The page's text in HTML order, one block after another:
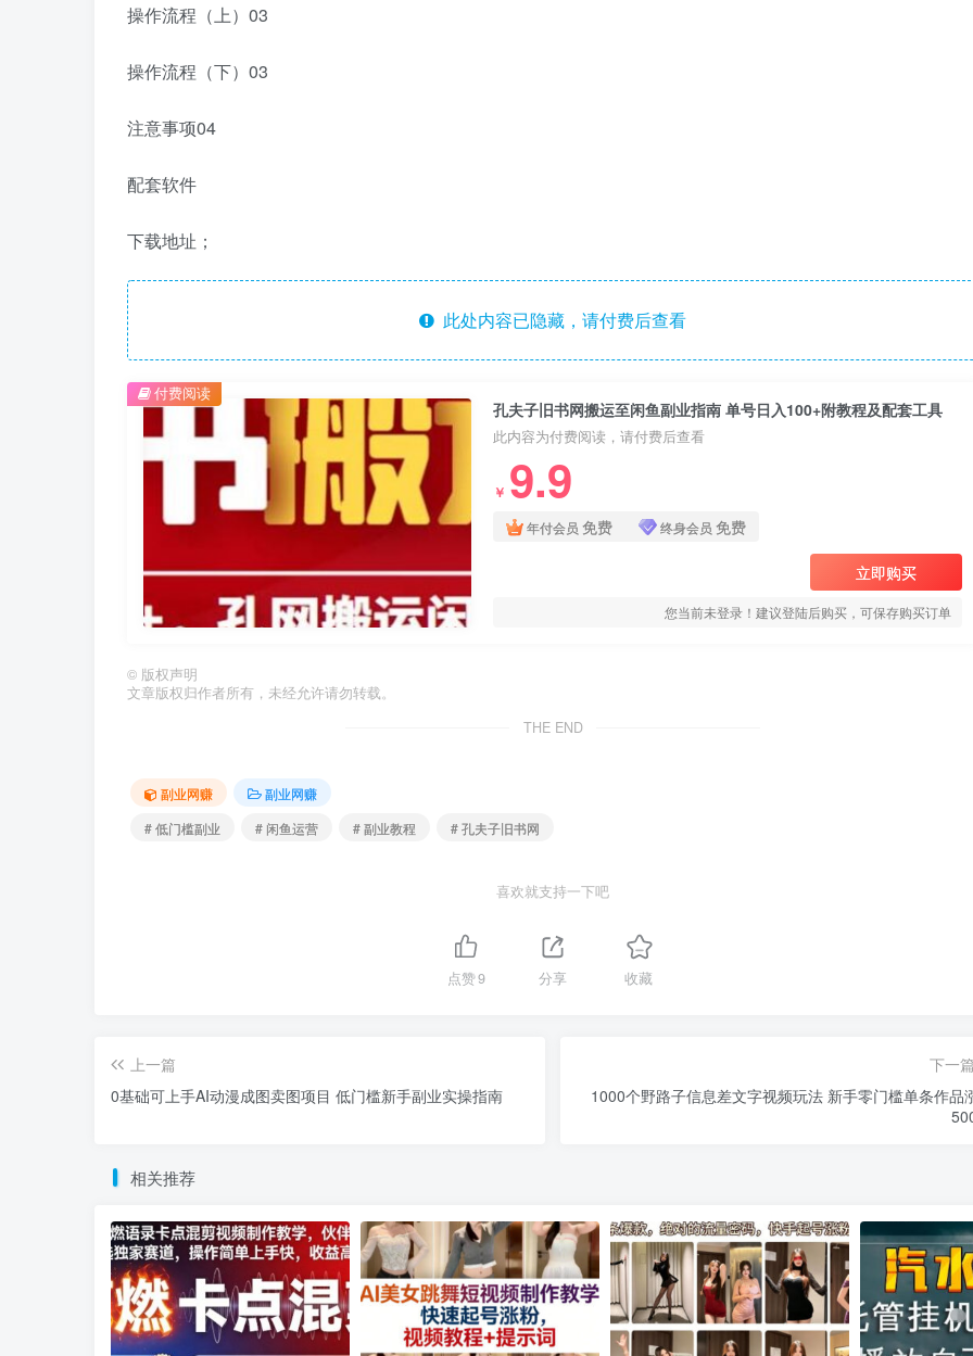
操作流程（上）03
操作流程（下）03
注意事项04
配套软件
下载地址；
此处内容已隐藏，请付费后查看
孔夫子旧书网搬运至闲鱼副业指南 单号日入100+附教程及配套工具
此内容为付费阅读，请付费后查看
￥ 9.9
年付会员 免费 终身会员 免费
立即购买
您当前未登录！建议登陆后购买，可保存购买订单
付费阅读
© 版权声明
文章版权归作者所有，未经允许请勿转载。
THE END
副业网赚
副业网赚
# 低门槛副业
# 闲鱼运营 # 副业教程 # 孔夫子旧书网
喜欢就支持一下吧
点赞9 分享 收藏
上一篇
0基础可上手AI动漫成图卖图项目 低门槛新手副业实操指南
下一
1000个野路子信息差文字视频玩法 新手零门槛单条作品
相关推荐